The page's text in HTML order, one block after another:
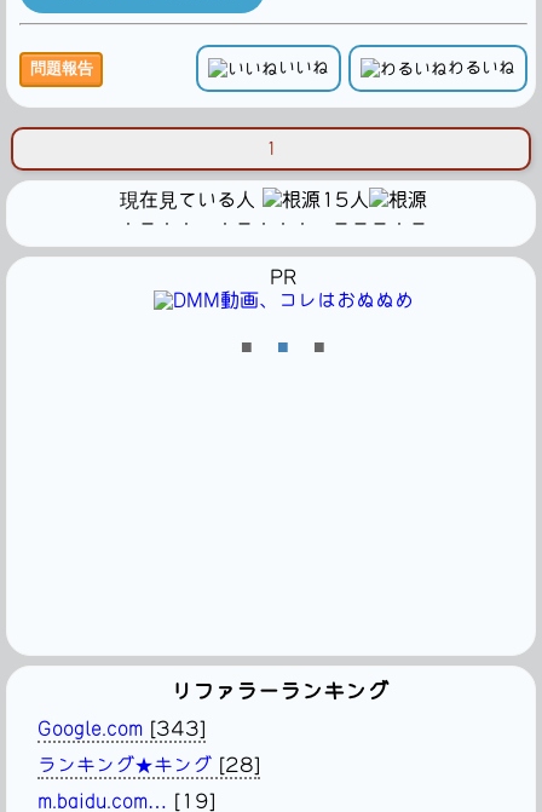
問題報告 いいね わるいね
1
現在見ている人
15人
・－・・ ・－・・・ －－－・－
PR
■ ■ ■
リファラーランキング
Google.com [343]
ランキング★キング [28]
m.baidu.com…
[19]